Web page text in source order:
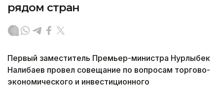
рядом стран
Первый заместитель Премьер-министра Нурлыбек
Налибаев провел совещание по вопросам торгово-
экономического и инвестиционного